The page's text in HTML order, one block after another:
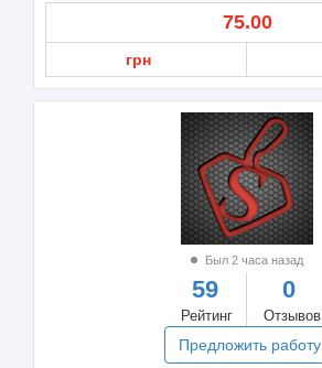
75.00
грн
Был 2 часа назад
59
Рейтинг
0
Отзывов
Предложить работу